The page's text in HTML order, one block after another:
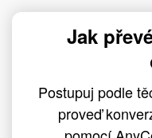
Jak
Postupuj podle
proveď